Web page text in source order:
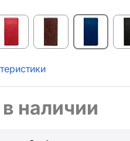
наличии